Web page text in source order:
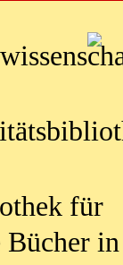
für
Bücher